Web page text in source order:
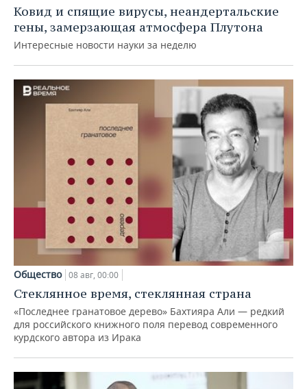
Ковид и спящие вирусы, неандертальские
гены, замерзающая атмосфера Плутона
Интересные новости науки за неделю
Общество 08 авг, 00:00
Стеклянное время, стеклянная страна
«Последнее гранатовое дерево» Бахтияра Али — редкий
для российского книжного поля перевод современного
курдского автора из Ирака